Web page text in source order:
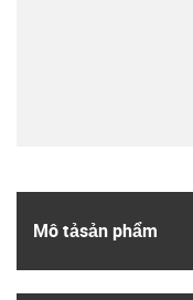
Mô tả­sản phẩm